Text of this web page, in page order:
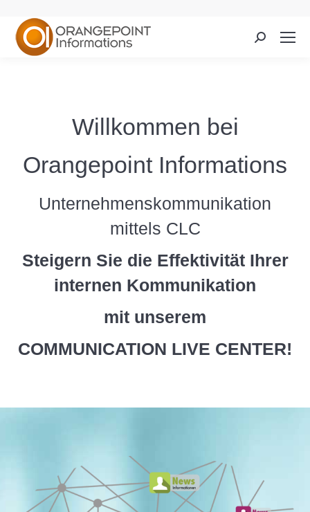
Search:
Willkommen bei
Orangepoint Informations
Unternehmenskommunikation
mittels CLC
Steigern Sie die Effektivität Ihrer
internen Kommunikation
mit unserem
COMMUNICATION LIVE CENTER!